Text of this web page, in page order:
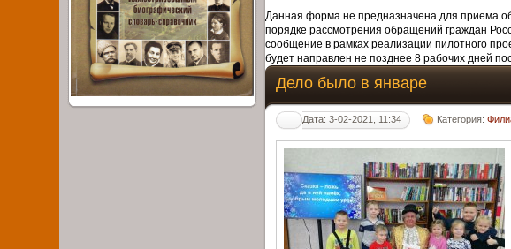
Данная форма не предназначена для приема
порядке рассмотрения обращений граждан
сообщение в рамках реализации пилотного
будет направлен не позднее 8 рабочих дней
Дело было в январе
Дата: 3-02-2021, 11:34 Категория: